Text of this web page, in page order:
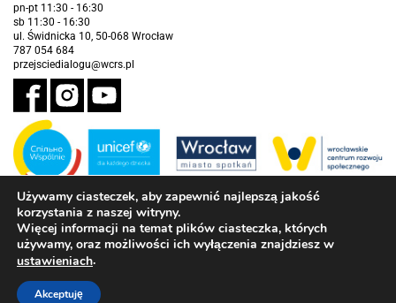
pn-pt 11:30 - 16:30
sb 11:30 - 16:30
ul. Świdnicka 10, 50-068 Wrocław
787 054 684
przejsciedialogu@wcrs.pl
Zadanie realizowane ze środków Gminy Wrocław w partnerstwie z
Funduszem Narodów Zjednoczonych na Rzecz Dzieci (UNICEF)
Deklaracja dostępności
Używamy ciasteczek, aby zapewnić najlepszą jakość
korzystania z naszej witryny.
Więcej informacji na temat plików ciasteczka, których
używamy, oraz możliwości ich wyłączenia znajdziesz w
ustawieniach.
Akceptuję